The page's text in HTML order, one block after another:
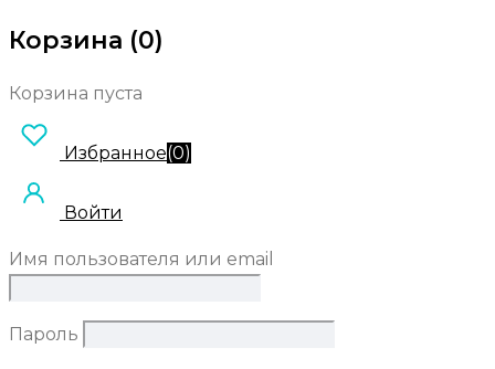
Корзина (0)
Корзина пуста
Избранное(0)
Войти
Имя пользователя или email
Пароль